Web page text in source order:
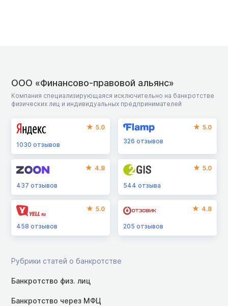
ООО «Финансово-правовой альянс»
Компания специализирующаяся исключительно на банкротстве
физических лиц и индивидуальных предпринимателей
5.0
1030 отзывов
5.0
326отзывов
4.8
437 отзывов
5.0
544отзыва
5.0
458 отзывов
4.8
205отзывов
Рубрики статей о банкротстве
Банкротство физ. лиц
Банкротство через МФЦ